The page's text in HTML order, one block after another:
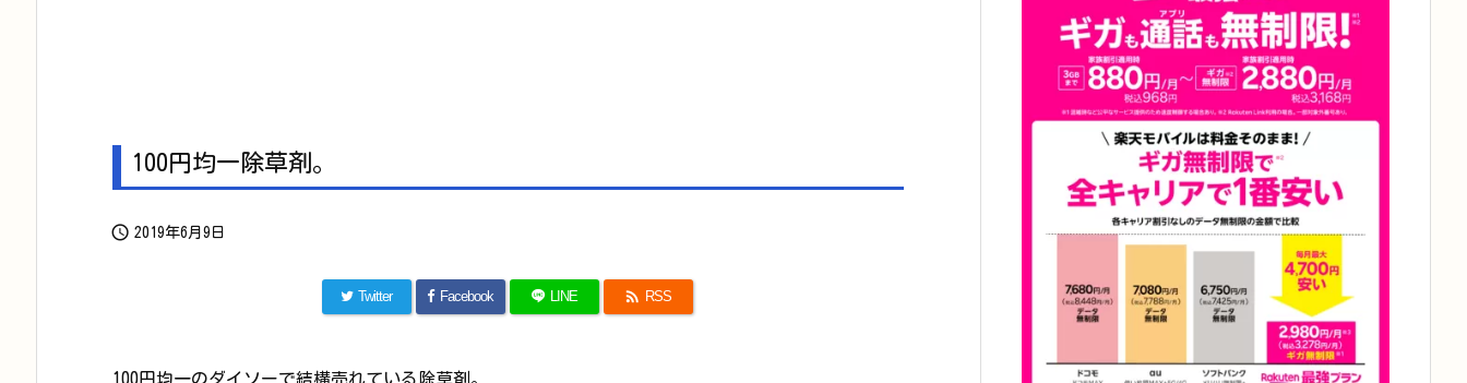
100円均一除草剤。
 2019年6月9日
Twitter Facebook LINE  RSS
100円均一のダイソーで結構売れている除草剤。
追加（2026/3）
nubia S2R (ZTE)
1円
Samsung
Galaxy A25 5G
円
OPPO A3 5G
arrow
s We2
1円
arrows We2 Plus
円
値下げ（2026/3/
AQUOS sense9
3,900円
Phone (3a)
128GB
24,900～(値下
げ)
※iphoneは楽天モバ
イルサイトからご...